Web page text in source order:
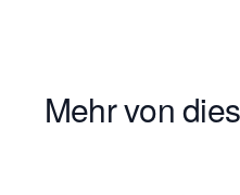
Mehr von